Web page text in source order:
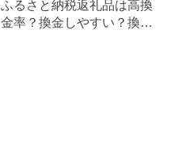
ふるさと納税返礼品は高換
金率？換金しやすい？換金